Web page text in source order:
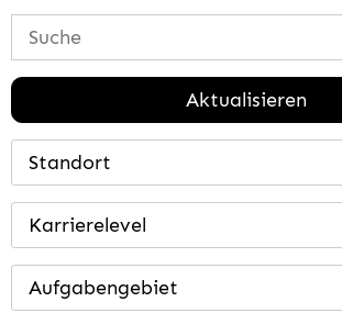
Aktualisieren
Standort
Karrierelevel
Aufgabengebiet